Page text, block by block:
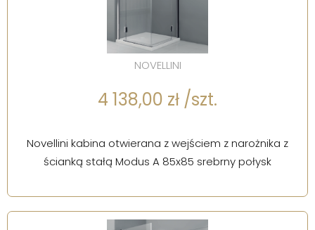
NOVELLINI
4 138,00 zł /szt.
Novellini kabina otwierana z wejściem z narożnika z
ścianką stałą Modus A 85x85 srebrny połysk